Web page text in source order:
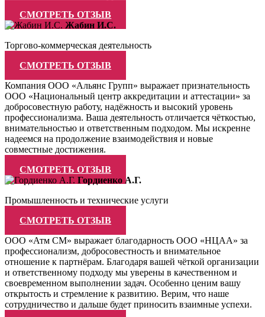
СМОТРЕТЬ ОТЗЫВ
Жабин И.С.
Торгово-коммерческая деятельность
СМОТРЕТЬ ОТЗЫВ
Компания ООО «Альянс Групп» выражает признательность
ООО «Национальный центр аккредитации и аттестации» за
добросовестную работу, надёжность и высокий уровень
профессионализма. Ваша деятельность отличается чёткостью,
внимательностью и ответственным подходом. Мы искренне
надеемся на продолжение взаимодействия и новые
совместные достижения.
СМОТРЕТЬ ОТЗЫВ
Гордиенко А.Г.
Промышленность и технические услуги
СМОТРЕТЬ ОТЗЫВ
ООО «Атм СМ» выражает благодарность ООО «НЦАА» за
профессионализм, добросовестность и внимательное
отношение к партнёрам. Благодаря вашей чёткой организации
и ответственному подходу мы уверены в качественном и
своевременном выполнении задач. Особенно ценим вашу
открытость и стремление к развитию. Верим, что наше
сотрудничество и дальше будет приносить взаимные успехи.